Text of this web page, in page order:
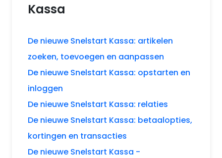
Kassa
De nieuwe Snelstart Kassa: artikelen
zoeken, toevoegen en aanpassen
De nieuwe Snelstart Kassa: opstarten en
inloggen
De nieuwe Snelstart Kassa: relaties
De nieuwe Snelstart Kassa: betaalopties,
kortingen en transacties
De nieuwe Snelstart Kassa -